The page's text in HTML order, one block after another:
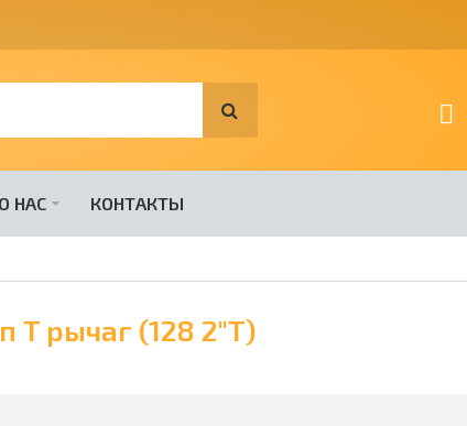
О НАС КОНТАКТЫ
T рычаг (128 2"T)